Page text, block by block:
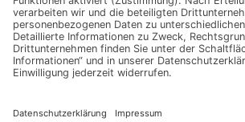
Dein Weg zu einer glatten Haut,
oberflächlich überzeugt – spür den
selbst